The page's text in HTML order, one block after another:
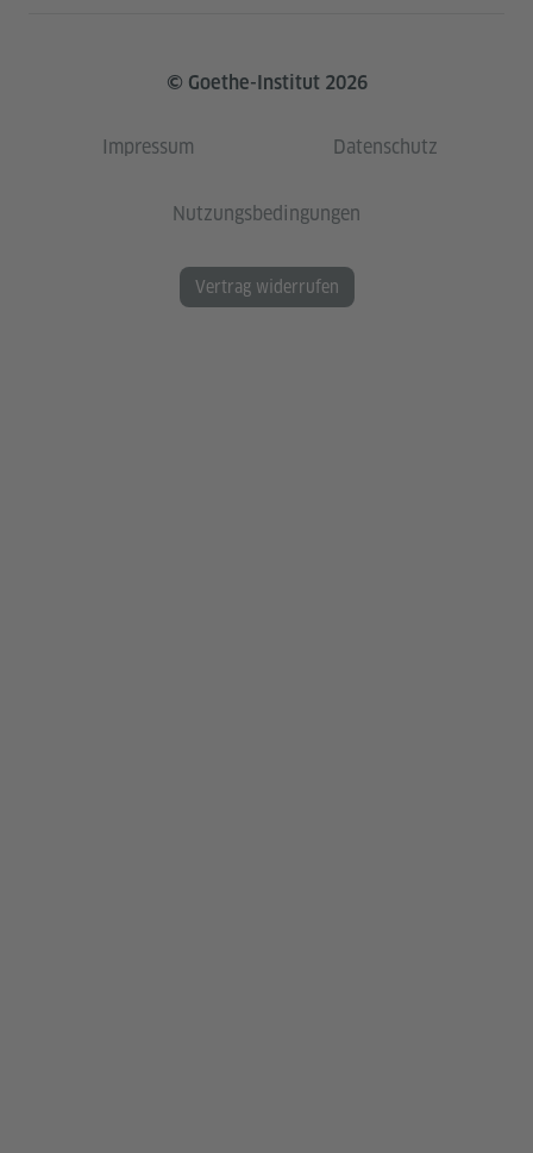
© Goethe-Institut 2026
Impressum Datenschutz
Nutzungsbedingungen
Vertrag widerrufen